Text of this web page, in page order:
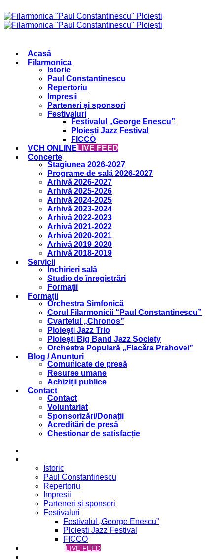
Acasă
Filarmonica
Istoric
Paul Constantinescu
Repertoriu
Impresii
Parteneri și sponsori
Festivaluri
Festivalul „George Enescu”
Ploiești Jazz Festival
FICCO
VCH ONLINE LIVE FEED
Concerte
Stagiunea 2026-2027
Programe de sală 2026-2027
Arhivă 2026-2027
Arhivă 2025-2026
Arhivă 2024-2025
Arhivă 2023-2024
Arhivă 2022-2023
Arhivă 2021-2022
Arhivă 2020-2021
Arhivă 2019-2020
Arhivă 2018-2019
Servicii
Închirieri sală
Studio de înregistrări
Formații
Formații
Orchestra Simfonică
Corul Filarmonicii “Paul Constantinescu”
Cvartetul „Chronos”
Ploiești Jazz Trio
Ploiești Big Band Jazz Society
Orchestra Populară „Flacăra Prahovei”
Blog / Anunțuri
Comunicate de presă
Resurse umane
Achiziții publice
Contact
Contact
Voluntariat
Sponsorizări/Donații
Acreditări de presă
Chestionar de satisfacție
Istoric
Paul Constantinescu
Repertoriu
Impresii
Parteneri și sponsori
Festivaluri
Festivalul „George Enescu”
Ploiești Jazz Festival
FICCO
LIVE FEED